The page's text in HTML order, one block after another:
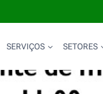
SERVIÇOS SETORES